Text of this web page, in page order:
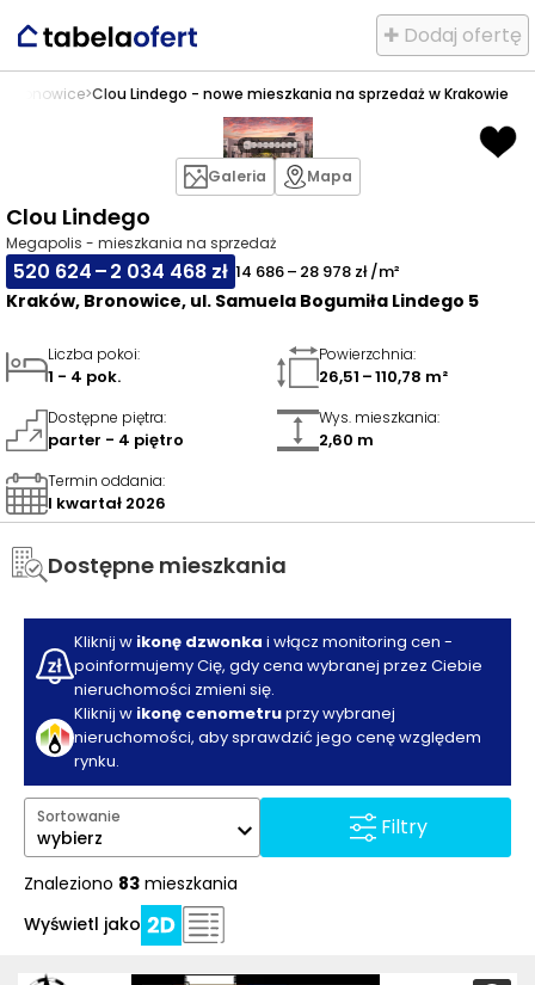
✚ Dodaj ofertę
Bronowice>Clou Lindego - nowe mieszkania na sprzedaż w Krakowie
Clou Lindego
Megapolis - mieszkania na sprzedaż
520 624 – 2 034 468 zł 14 686 – 28 978 zł /m²
Kraków, Bronowice, ul. Samuela Bogumiła Lindego 5
Galeria Mapa
Liczba pokoi:
1 - 4 pok.
Powierzchnia:
26,51 – 110,78 m²
Dostępne piętra:
parter - 4 piętro
Wys. mieszkania:
2,60 m
Termin oddania:
I kwartał 2026
Dostępne mieszkania
Kliknij w ikonę dzwonka i włącz monitoring cen -
poinformujemy Cię, gdy cena wybranej przez Ciebie
nieruchomości zmieni się.
Kliknij w ikonę cenometruprzy wybranej
nieruchomości, aby sprawdzić jego cenę względem
rynku.
Filtry
Sortowanie
wybierz
Znaleziono 83 mieszkania
Wyświetl jako